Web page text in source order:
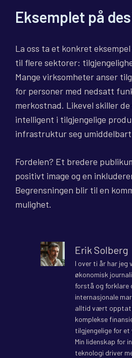
Eksemplet på
La oss ta et konkret
til flere sektorer:
Mange virksomheter anser
for personer med nedsatt
merkostnad. Likevel skiller
intelligent i tilgjengelige
infrastruktur seg
Fordelen? Et bredere
positivt image og en
Begrensningen blir til en
mulighet.
Erik Solberg
I over ti år har jeg
økonomisk
forstå og forklare
internasjonale
alltid vært
komplekse
tilgjengelige for
Min lidenskap for
teknologi driver